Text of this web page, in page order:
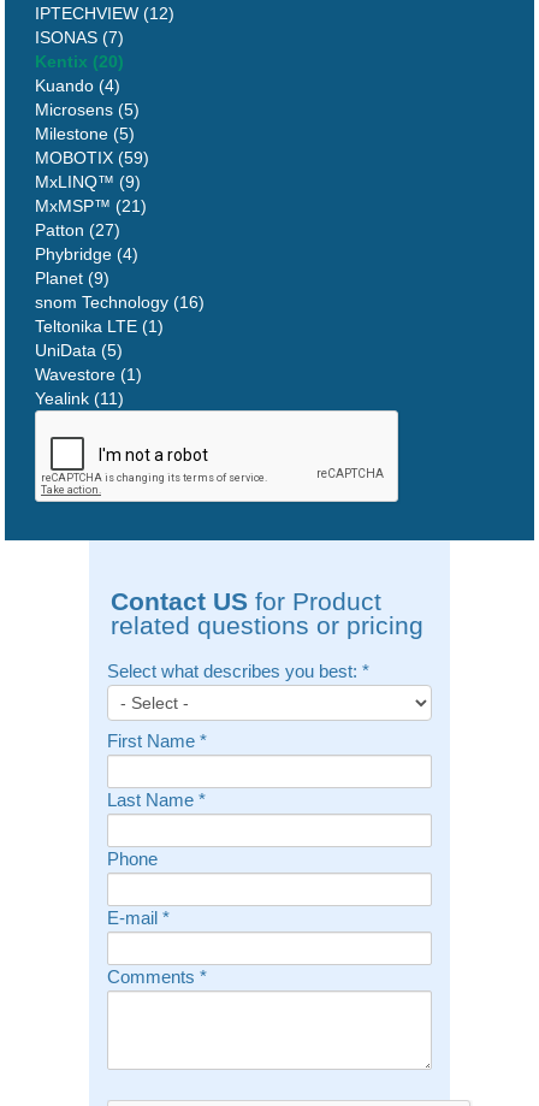
IPTECHVIEW (12)
ISONAS (7)
Kentix (20)
Kuando (4)
Microsens (5)
Milestone (5)
MOBOTIX (59)
MxLINQ™ (9)
MxMSP™ (21)
Patton (27)
Phybridge (4)
Planet (9)
snom Technology (16)
Teltonika LTE (1)
UniData (5)
Wavestore (1)
Yealink (11)
Contact USfor Product
related questions or pricing
Select what describes you best: *
First Name *
Last Name *
Phone
E-mail *
Comments *